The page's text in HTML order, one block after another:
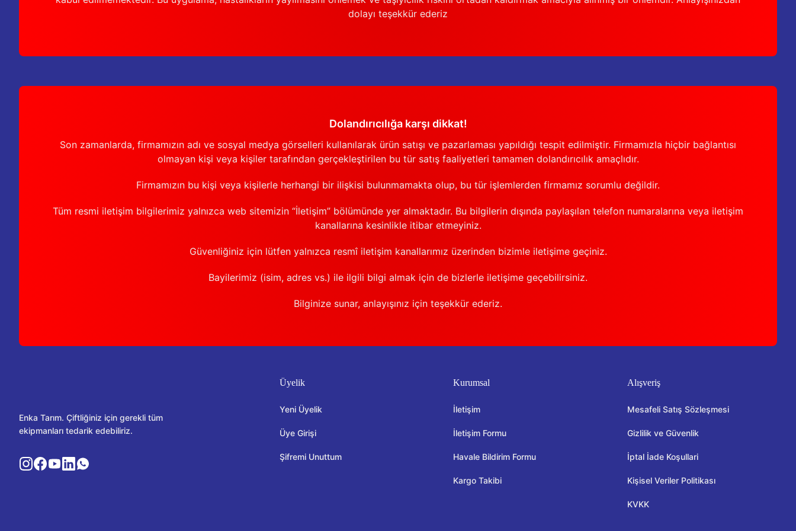
dolayı teşekkür ederiz
Dolandırıcılığa karşı dikkat!
Son zamanlarda, firmamızın adı ve sosyal medya görselleri kullanılarak ürün satışı ve pazarlaması yapıldığı tespit edilmiştir. Firmamızla hiçbir bağlantısı
olmayan kişi veya kişiler tarafından gerçekleştirilen bu tür satış faaliyetleri tamamen dolandırıcılık amaçlıdır.
Firmamızın bu kişi veya kişilerle herhangi bir ilişkisi bulunmamakta olup, bu tür işlemlerden firmamız sorumlu değildir.
Tüm resmi iletişim bilgilerimiz yalnızca web sitemizin “İletişim” bölümünde yer almaktadır. Bu bilgilerin dışında paylaşılan telefon numaralarına veya iletişim
kanallarına kesinlikle itibar etmeyiniz.
Güvenliğiniz için lütfen yalnızca resmî iletişim kanallarımız üzerinden bizimle iletişime geçiniz.
Bayilerimiz (isim, adres vs.) ile ilgili bilgi almak için de bizlerle iletişime geçebilirsiniz.
Bilginize sunar, anlayışınız için teşekkür ederiz.
Enka Tarım. Çiftliğiniz için gerekli tüm
ekipmanları tedarik edebiliriz.
Üyelik
Yeni Üyelik
Üye Girişi
Şifremi Unuttum
Kurumsal
İletişim
İletişim Formu
Havale Bildirim Formu
Kargo Takibi
Alışveriş
Mesafeli Satış Sözleşmesi
Gizlilik ve Güvenlik
İptal İade Koşullari
Kişisel Veriler Politikası
KVKK